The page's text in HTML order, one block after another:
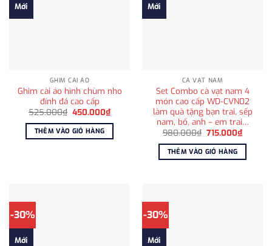
Mới
GHIM CÀI ÁO
Ghim cài áo hình chùm nho
đính đá cao cấp
525.000₫ Giá
là:
525.000₫.
450.000₫Giá
hiện
tại
450.000₫.
THÊM VÀO GIỎ HÀNG
Mới
CÀ VẠT NAM
Set Combo cà vạt nam 4
món cao cấp WD-CVN02
làm quà tặng bạn trai, sếp
nam, bố, anh – em trai…
980.000₫ Giá
là:
980.000₫.
715.000₫Giá
hiện
tại
THÊM VÀO GIỎ HÀNG
-30%
Mới
-30%
Mới